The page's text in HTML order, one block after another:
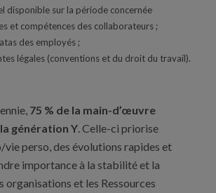
disponible sur la période concernée
et compétences des collaborateurs ;
des employés ;
légales (conventions et du droit du travail).
75 % de la main-d’œuvre
génération Y . Celle-ci priorise
vie perso, des évolutions rapides et
importance à la stabilité et la
organisations et les Ressources